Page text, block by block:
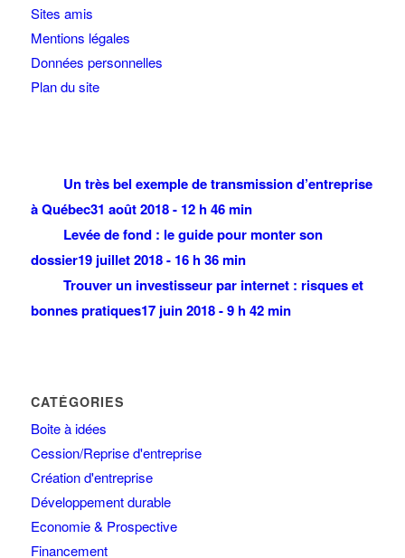
Sites amis
Mentions légales
Données personnelles
Plan du site
Un très bel exemple de transmission d’entreprise
à Québec31 août 2018 - 12 h 46 min
Levée de fond : le guide pour monter son
dossier19 juillet 2018 - 16 h 36 min
Trouver un investisseur par internet : risques et
bonnes pratiques17 juin 2018 - 9 h 42 min
CATÉGORIES
Boite à idées
Cession/Reprise d'entreprise
Création d'entreprise
Développement durable
Economie & Prospective
Financement